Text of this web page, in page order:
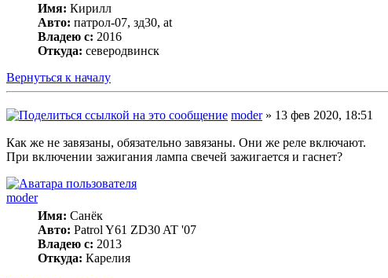
Имя: Кирилл
Авто: патрол-07, зд30, at
Владею с: 2016
Откуда: северодвинск
Вернуться к началу
moder» 13 фев 2020, 18:51
Как же не завязаны, обязательно завязаны. Они же реле включают.
При включении зажигания лампа свечей зажигается и гаснет?
moder
Имя: Санёк
Авто: Patrol Y61 ZD30 AT '07
Владею с: 2013
Откуда: Карелия